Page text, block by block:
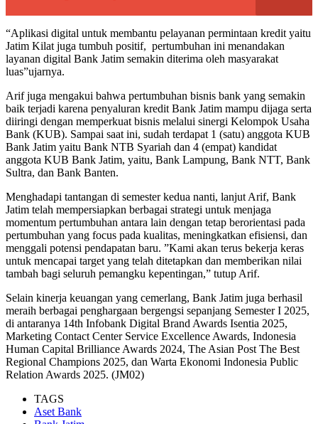
“Aplikasi digital untuk membantu pelayanan permintaan kredit yaitu
Jatim Kilat juga tumbuh positif, pertumbuhan ini menandakan
layanan digital Bank Jatim semakin diterima oleh masyarakat
luas”ujarnya.
Arif juga mengakui bahwa pertumbuhan bisnis bank yang semakin
baik terjadi karena penyaluran kredit Bank Jatim mampu dijaga serta
diiringi dengan memperkuat bisnis melalui sinergi Kelompok Usaha
Bank (KUB). Sampai saat ini, sudah terdapat 1 (satu) anggota KUB
Bank Jatim yaitu Bank NTB Syariah dan 4 (empat) kandidat
anggota KUB Bank Jatim, yaitu, Bank Lampung, Bank NTT, Bank
Sultra, dan Bank Banten.
Menghadapi tantangan di semester kedua nanti, lanjut Arif, Bank
Jatim telah mempersiapkan berbagai strategi untuk menjaga
momentum pertumbuhan antara lain dengan tetap berorientasi pada
pertumbuhan yang focus pada kualitas, meningkatkan efisiensi, dan
menggali potensi pendapatan baru. ”Kami akan terus bekerja keras
untuk mencapai target yang telah ditetapkan dan memberikan nilai
tambah bagi seluruh pemangku kepentingan,” tutup Arif.
Selain kinerja keuangan yang cemerlang, Bank Jatim juga berhasil
meraih berbagai penghargaan bergengsi sepanjang Semester I 2025,
di antaranya 14th Infobank Digital Brand Awards Isentia 2025,
Marketing Contact Center Service Excellence Awards, Indonesia
Human Capital Brilliance Awards 2024, The Asian Post The Best
Regional Champions 2025, dan Warta Ekonomi Indonesia Public
Relation Awards 2025. (JM02)
TAGS
Aset Bank